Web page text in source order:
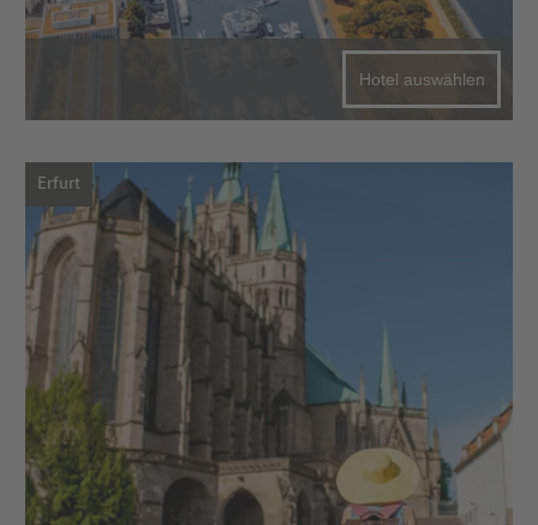
Hotel auswählen
Erfurt